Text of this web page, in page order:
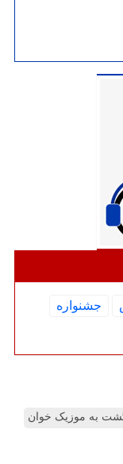
جشنواره
به موزیک خوان